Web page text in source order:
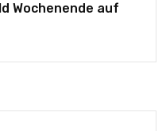
Wochenende auf